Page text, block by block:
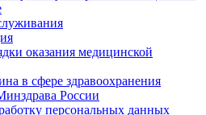
оказания медицинской
в сфере здравоохранения
России
персональных данных